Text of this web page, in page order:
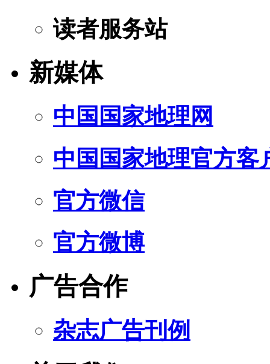
读者服务站
新媒体
中国国家地理网
中国国家地理官方客
官方微信
官方微博
广告合作
杂志广告刊例